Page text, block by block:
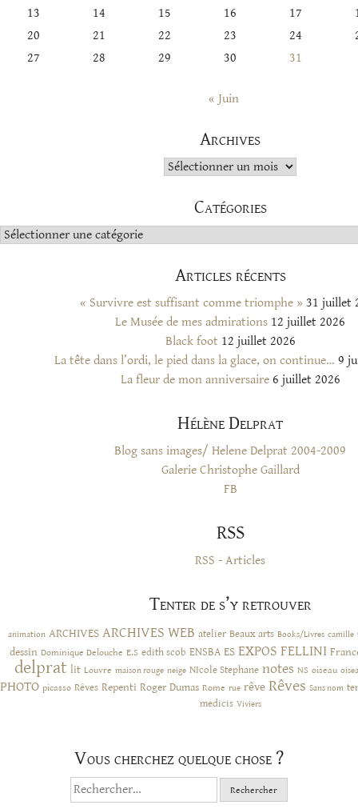
13 14 15 16 17
20
21 22 23 24
27
28 29 30 31
« Juin
Archives
Archives
Catégories
Catégories
Articles récents
« Survivre est suffisant comme triomphe » 31 juillet
Le Musée de mes admirations 12 juillet 2026
Black foot 12 juillet 2026
La tête dans l’ordi, le pied dans la glace, on continue… 9
La fleur de mon anniversaire 6 juillet 2026
Hélène Delprat
Blog sans images/ Helene Delprat 2004-2009
Galerie Christophe Gaillard
FB
RSS
RSS - Articles
Tenter de s’y retrouver
animation ARCHIVES ARCHIVES WEB atelier Beaux arts Books/Livres camille
dessin Dominique Delouche E.S edith scob ENSBA ES EXPOS FELLINI
delprat lit Louvre maison rouge neige NIcole Stephane notes NS oiseau
PHOTO picasso Rêves Repenti Roger Dumas Rome rue rêve Rêves Sans nom
medicis Viviers
Vous cherchez quelque chose ?
Rechercher :